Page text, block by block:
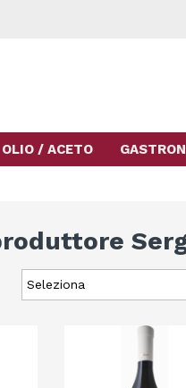
OLIO / ACETO
Seleziona